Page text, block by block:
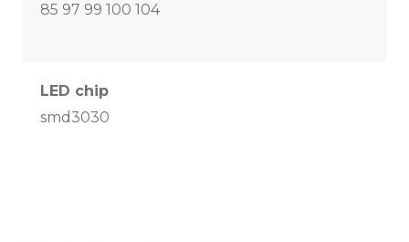
85 97 99 100 104
LED chip
smd3030